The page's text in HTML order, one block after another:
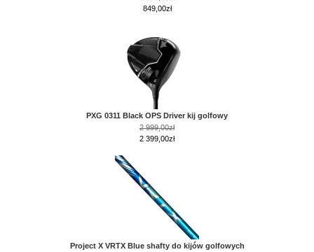
849,00zł
PXG 0311 Black OPS Driver kij golfowy
2 999,00zł
2 399,00zł
Project X VRTX Blue shafty do kijów golfowych